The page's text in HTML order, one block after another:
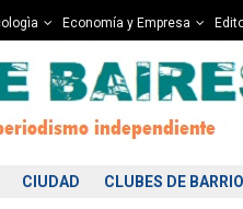
Economía y Empresa
CIUDAD CLUBES DE BARRIO